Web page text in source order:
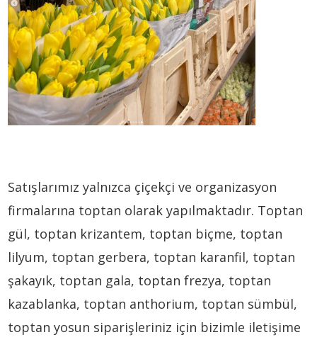
Satışlarımız yalnızca çiçekçi ve organizasyon
firmalarına toptan olarak yapılmaktadır. Toptan
gül, toptan krizantem, toptan biçme, toptan
lilyum, toptan gerbera, toptan karanfil, toptan
şakayık, toptan gala, toptan frezya, toptan
kazablanka, toptan anthorium, toptan sümbül,
toptan yosun siparişleriniz için bizimle iletişime